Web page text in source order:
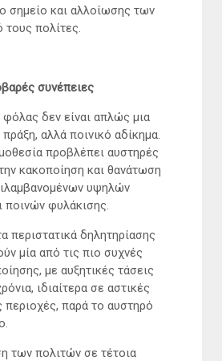
σημείο και αλλοίωσης των
τους πολίτες.
συνέπειες
δεν είναι απλώς μια
πράξη, αλλά ποινικό αδίκημα.
προβλέπει αυστηρές
κακοποίηση και θανάτωση
υψηλών
ποινών φυλάκισης.
περιστατικά δηλητηρίασης
μία από τις πιο συχνές
με αυξητικές τάσεις
ιδιαίτερα σε αστικές
περιοχές, παρά το αυστηρό
των πολιτών σε τέτοια